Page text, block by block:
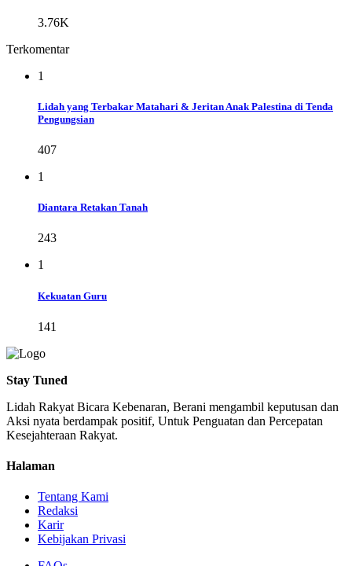
3.76K
Terkomentar
1
Lidah yang Terbakar Matahari & Jeritan Anak Palestina di Tenda
Pengungsian
407
1
Diantara Retakan Tanah
243
1
Kekuatan Guru
141
Stay Tuned
Lidah Rakyat Bicara Kebenaran, Berani mengambil keputusan dan
Aksi nyata berdampak positif, Untuk Penguatan dan Percepatan
Kesejahteraan Rakyat.
Halaman
Tentang Kami
Redaksi
Karir
Kebijakan Privasi